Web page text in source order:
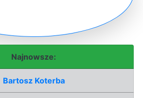
Najnowsze:
Bartosz Koterba